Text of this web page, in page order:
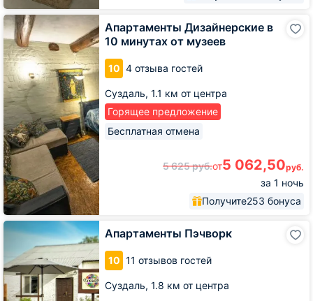
Апартаменты Дизайнерские в
10 минутах от музеев
10 4 отзыва гостей
Суздаль, 1.1 км от центра
Горящее предложение
Бесплатная отмена
5 625руб.от5 062,50руб.
за 1 ночь
Получите253 бонуса
Апартаменты
Дизайнерские
10
минутах
от
музеев
Апартаменты Пэчворк
10 11 отзывов гостей
Суздаль, 1.8 км от центра
Апартаменты
Пэчворк